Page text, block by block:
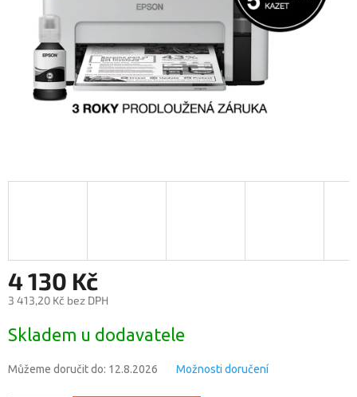
4 130 Kč
3 413,20 Kč bez DPH
cena:
Skladem u dodavatele
Můžeme doručit do: 12.8.2026 Možnosti doručení